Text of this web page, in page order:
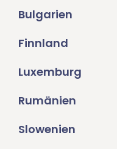
Bulgarien
Finnland
Luxemburg
Rumänien
Slowenien